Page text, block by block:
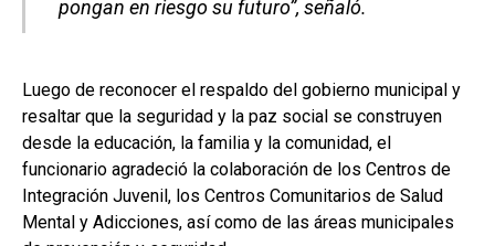
pongan en riesgo su futuro”, señaló.
Luego de reconocer el respaldo del gobierno municipal y
resaltar que la seguridad y la paz social se construyen
desde la educación, la familia y la comunidad, el
funcionario agradeció la colaboración de los Centros de
Integración Juvenil, los Centros Comunitarios de Salud
Mental y Adicciones, así como de las áreas municipales